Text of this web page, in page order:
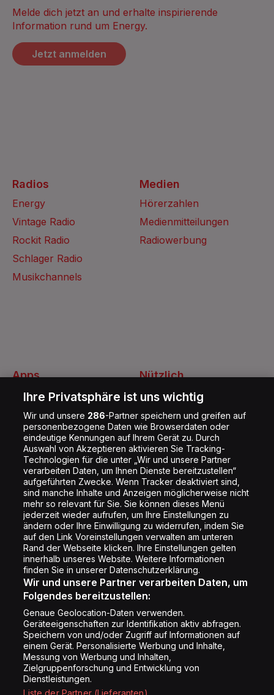
Melde dich jetzt an und erhalte inspirierende
Information rund um Energy.
Jetzt anmelden
Folge uns
Copyright © Energy 2026
Radios
Energy
Vintage Radio
Rockit Radio
Schlager Radio
Musikchannels
Nützlich
Kontakt
Jobs
Shop
Impressum
Rechtliches
Datenschutz
Cookie Liste
Cookie Einstellung
Apps
Energy Radio App
Medien
Hörerzahlen
Medienmitteilungen
Radiowerbung
Ihre Privatsphäre ist uns wichtig
Wir und unsere 286-Partner speichern und greifen auf
personenbezogene Daten wie Browserdaten oder
eindeutige Kennungen auf Ihrem Gerät zu. Durch
Auswahl von Akzeptieren aktivieren Sie Tracking-
Technologien für die unter „Wir und unsere Partner
verarbeiten Daten, um Ihnen Dienste bereitzustellen“
aufgeführten Zwecke. Wenn Tracker deaktiviert sind,
sind manche Inhalte und Anzeigen möglicherweise nicht
mehr so relevant für Sie. Sie können dieses Menü
jederzeit wieder aufrufen, um Ihre Einstellungen zu
ändern oder Ihre Einwilligung zu widerrufen, indem Sie
auf den Link Voreinstellungen verwalten am unteren
Rand der Webseite klicken. Ihre Einstellungen gelten
innerhalb unseres Website. Weitere Informationen
finden Sie in unserer Datenschutzerklärung.
Wir und unsere Partner verarbeiten Daten, um
Folgendes bereitzustellen:
Genaue Geolocation-Daten verwenden.
Geräteeigenschaften zur Identifikation aktiv abfragen.
Speichern von und/oder Zugriff auf Informationen auf
einem Gerät. Personalisierte Werbung und Inhalte,
Messung von Werbung und Inhalten,
Zielgruppenforschung und Entwicklung von
Dienstleistungen.
Liste der Partner (Lieferanten)